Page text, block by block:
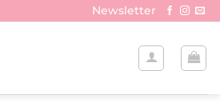
Newsletter